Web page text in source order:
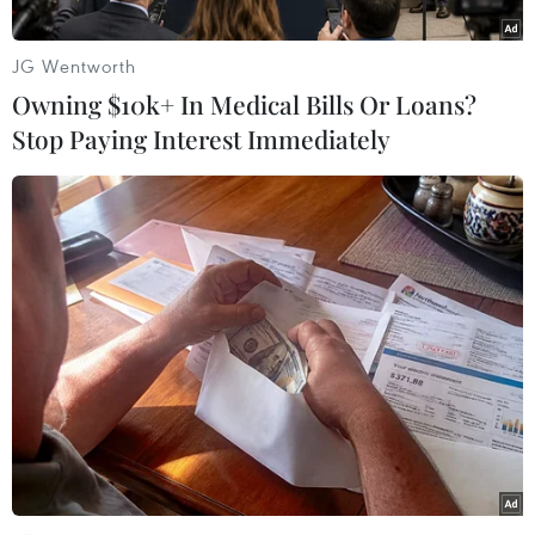
Đại biểu thể hiện tinh thần trách
nhiệm cao
Chia sẻ dữ liệu hạ tầng viễn thông
phục vụ điều hành, ứng phó thiên tai
07/08/2026 08:45
Nhận định Singapore vs
Indonesia (20h ngày 7/8): Cuộc quyết
đấu giành tấm vé bán kết duy nhất
07/08/2026 08:41
Hành trình nối những cuộc đoàn
JG Wentworth
Owning $10k+ In Medical Bills Or Loans?
Stop Paying Interest Immediately